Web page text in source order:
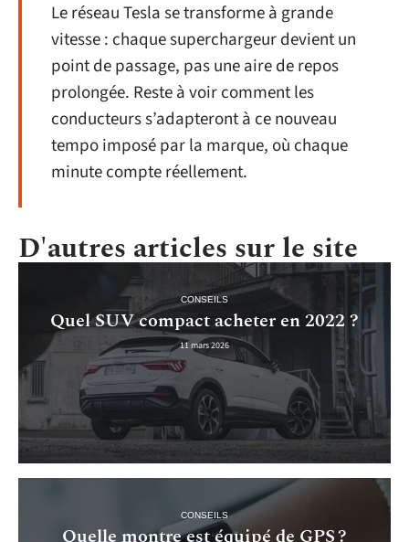
Le réseau Tesla se transforme à grande
vitesse : chaque superchargeur devient un
point de passage, pas une aire de repos
prolongée. Reste à voir comment les
conducteurs s’adapteront à ce nouveau
tempo imposé par la marque, où chaque
minute compte réellement.
D'autres articles sur le site
CONSEILS
Quel SUV compact acheter en 2022 ?
11 mars 2026
CONSEILS